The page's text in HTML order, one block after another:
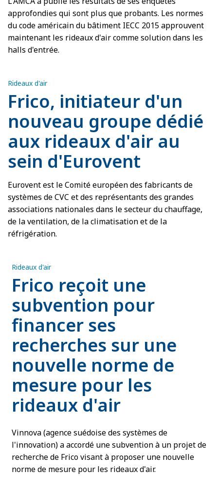
approfondies qui sont plus que probants. Les normes
du code américain du bâtiment IECC 2015 approuvent
maintenant les rideaux d'air comme solution dans les
halls d'entrée.
Rideaux d'air
Frico, initiateur d'un
nouveau groupe dédié
aux rideaux d'air au
sein d'Eurovent
Eurovent est le Comité européen des fabricants de
systèmes de CVC et des représentants des grandes
associations nationales dans le secteur du chauffage,
de la ventilation, de la climatisation et de la
réfrigération.
Rideaux d'air
Frico reçoit une
subvention pour
financer ses
recherches sur une
nouvelle norme de
mesure pour les
rideaux d'air
Vinnova (agence suédoise des systèmes de
l'innovation) a accordé une subvention à un projet de
recherche de Frico visant à proposer une nouvelle
norme de mesure pour les rideaux d'air.